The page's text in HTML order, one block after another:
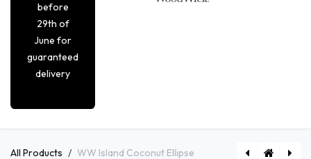
before
29th of
June for
guaranteed
delivery
All Products WW Island Coconut Ellipse